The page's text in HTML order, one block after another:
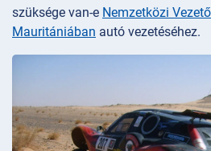
szüksége van-e Nemzetközi
Mauritániában autó vezetéséhez.